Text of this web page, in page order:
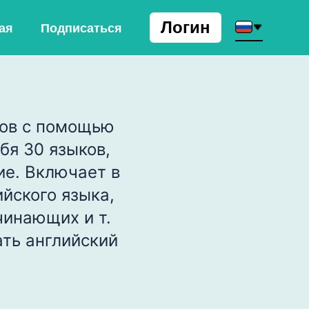
Подписаться Логин
с помощью
30 языков,
Включает в
языка,
и т.
английский